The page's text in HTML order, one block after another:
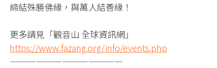
締結殊勝佛緣，與萬人結善緣！
更多請見「觀音山 全球資訊網」
https://www.fazang.org/info/events.php
—————————————